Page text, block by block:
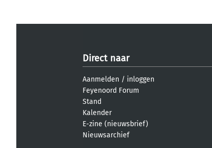
Direct naar
Aanmelden / inloggen
Feyenoord Forum
Stand
Kalender
E-zine (nieuwsbrief)
Nieuwsarchief